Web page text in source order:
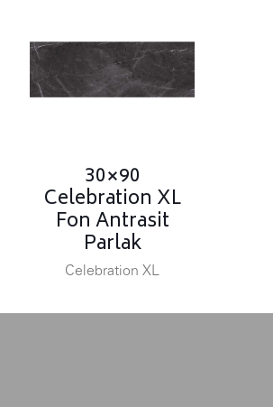
30×90
Celebration XL
Fon Antrasit
Parlak
Celebration XL